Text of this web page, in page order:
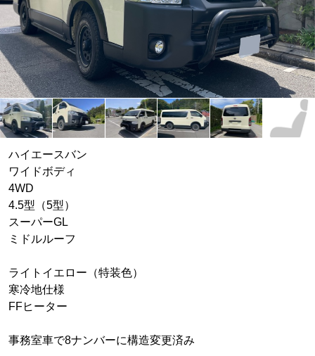
ハイエースバン
ワイドボディ
4WD
4.5型（5型）
スーパーGL
ミドルルーフ
ライトイエロー（特装色）
寒冷地仕様
FFヒーター
事務室車で8ナンバーに構造変更済み